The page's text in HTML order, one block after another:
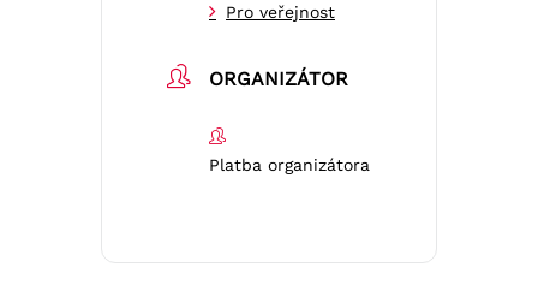
Pro veřejnost
ORGANIZÁTOR
Platba organizátora